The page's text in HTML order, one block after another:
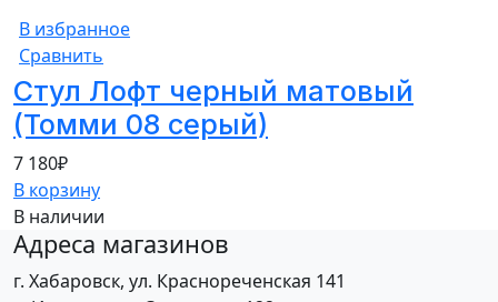
В избранное
Сравнить
Стул Лофт черный матовый
(Томми 08 серый)
7 180₽
В корзину
В наличии
Адреса магазинов
г. Хабаровск, ул. Краснореченская 141